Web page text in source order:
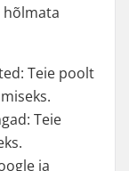
hõlmata
Teie poolt
Teie
ja